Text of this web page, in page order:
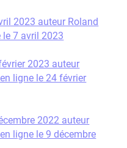
2023 auteur Roland
le 7 avril 2023
2023 auteur
ligne le 24 février
2022 auteur
ligne le 9 décembre